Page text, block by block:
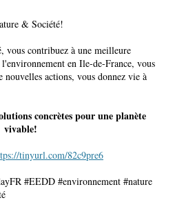
& Société!
vous contribuez à une meilleure
l'environnement en Ile-de-France, vous
nouvelles actions, vous donnez vie à
concrètes pour une planète
vivable!
tinyurl.com/82c9pre6
#EEDD #environnement #nature